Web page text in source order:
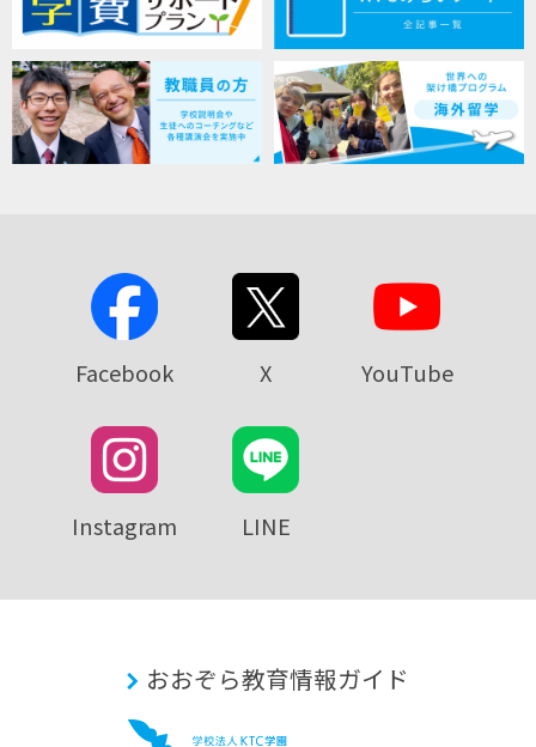
Facebook X YouTube
Instagram LINE
おおぞら教育情報ガイド